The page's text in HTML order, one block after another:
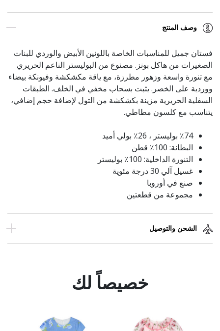
وصف المنتج
فستان جميل للمناسبات الخاصة باللونين الأبيض والوردي للبنات
الصغيرات من هاكل بونز. مصنوع من البوليستر الناعم الحريري
مع تنورة واسعة وزهور مطرزة، مع ياقة مكشكشة وفيونكة بيضاء
ووردية على الخصر. يثبت بسحاب مخفي في الخلف. الطبقات
السفلية الحريرية مزينة بكشكشة من التول لإضافة حجم إضافي،
يتناسب مع كلسون مطاطي.
٪74 بوليستر ، 26٪ بولي أميد
البطانة: 100٪ قطن
التنورة الداخلية: 100٪ بوليستر
غسيل آلي 30 درجة مئوية
صنع في أوروبا
مجموعة من قطعتين
الشحن والتوصيل
خصيصاً لك